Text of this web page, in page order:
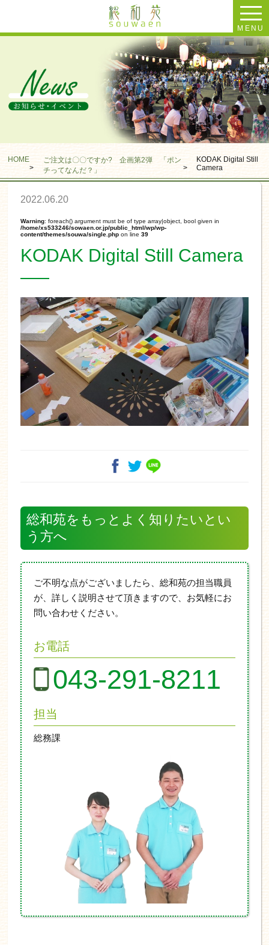
MENU
HOME
>
ご注文は〇〇ですか? 企画第2弾 「ポン
チってなんだ？」
>
KODAK Digital Still
Camera
2022.06.20
Warning: foreach() argument must be of type array|object, bool given in
/home/xs533246/sowaen.or.jp/public_html/wp/wp-
content/themes/souwa/single.php on line39
KODAK Digital Still Camera
総和苑をもっとよく知りたいとい
う方へ
ご不明な点がございましたら、総和苑の担当職員
が、詳しく説明させて頂きますので、お気軽にお
問い合わせください。
お電話
043-291-8211
担当
総務課